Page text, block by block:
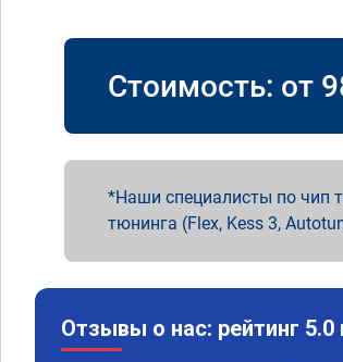
Стоимость: от
Наши специалисты по чип
тюнинга (Flex, Kess 3,
Отзывы о нас: рейтинг 5.0